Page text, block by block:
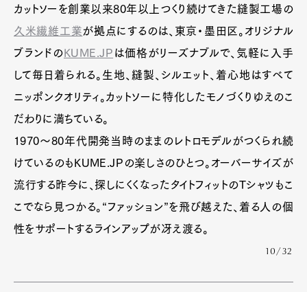
カットソーを創業以来80年以上つくり続けてきた縫製工場の
久米繊維工業が拠点にするのは、東京・墨田区。オリジナル
ブランドのKUME.JP は価格がリーズナブルで、気軽に入手
して毎日着られる。生地、縫製、シルエット、着心地はすべて
ニッポンクオリティ。カットソーに特化したモノづくりゆえのこ
だわりに満ちている。
1970〜80年代開発当時のままのレトロモデルがつくられ続
けているのもKUME.JPの楽しさのひとつ。オーバーサイズが
流行する昨今に、探しにくくなったタイトフィットのTシャツもこ
こでなら見つかる。“ファッション”を飛び越えた、着る人の個
性をサポートするラインアップが冴え渡る。
10/32